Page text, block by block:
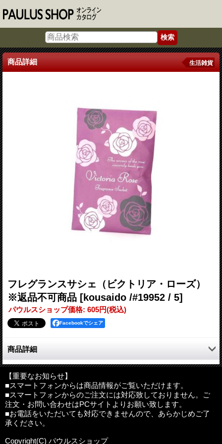
商品詳細 生活雑貨
フレグランスサシェ（ビクトリア・ローズ）
※返品不可商品 [kousaido /#19952 / 5]
パウルスショップ価格: 605円(税込)
Facebookでシェア
商品詳細
クラッシクなヨーロッパの街中に気高く咲く薔薇の香りをイメー
ジしたフレグランスサシェです。ローズ・スズラン・ヒヤシンス
等を調合したオールドローズの香り。
古来より薔薇の花は、その美しい姿と香りで人々を癒してきまし
た。花言葉も、愛・恋・幸福・秘密等の様々な意味が込められて
います。その気高いバラの花を四つの香りで表現しました。「ビ
クトリア・ローズ」は、クラッシクなヨーロッパの町中に気高く
【重要なお知らせ】
■スマートフォンからは商品情報がご覧いただけます。
■スマートフォンからのご注文には対応致しておりません。ご
注文・お問い合わせはPCサイトよりお願い致します。
■お電話をいただいても対応できませんので、あらかじめご了
承ください。
Copyright(C) パウルスショップ